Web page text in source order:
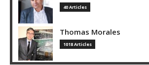
40 Articles
Thomas Morales
1018 Articles